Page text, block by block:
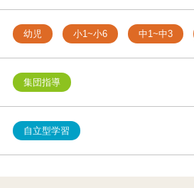
幼児 小1~小6 中1~中3
集団指導
自立型学習